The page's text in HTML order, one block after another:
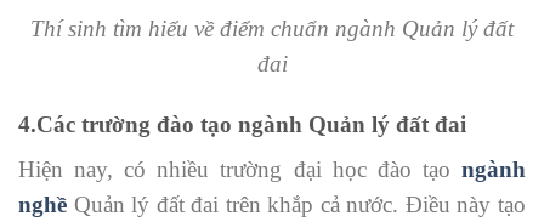
Thí sinh tìm hiểu về điểm chuẩn ngành Quản lý đất
đai
4.Các trường đào tạo ngành Quản lý đất đai
Hiện nay, có nhiều trường đại học đào tạo ngành
nghề Quản lý đất đai trên khắp cả nước. Điều này tạo